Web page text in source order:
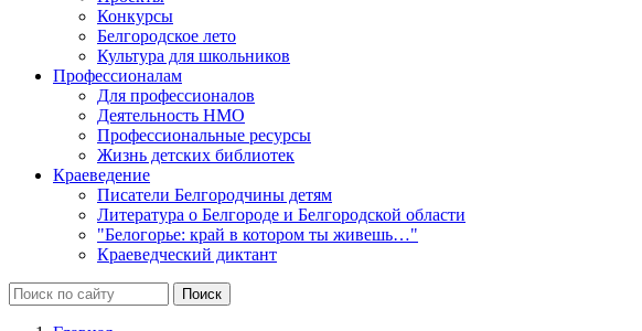
Конкурсы
Белгородское лето
Культура для школьников
Профессионалам
Для профессионалов
Деятельность НМО
Профессиональные ресурсы
Жизнь детских библиотек
Краеведение
Писатели Белгородчины детям
Литература о Белгороде и Белгородской области
"Белогорье: край в котором ты живешь…"
Краеведческий диктант